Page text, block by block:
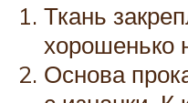
Ткань
хорошенько
Основа